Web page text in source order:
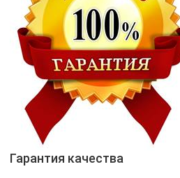
Гарантия качества